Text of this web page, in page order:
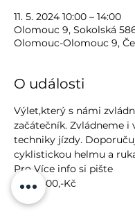
11. 5. 2024 10:00 – 14:00
Olomouc 9, Sokolská
Olomouc-Olomouc 9,
O události
Výlet,který s námi
začátečník. Zvládneme i
techniky jízdy.
cyklistickou helmu a
Pro Více info si pište
cena 400,-Kč